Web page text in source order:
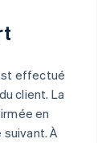
effectué
client. La
en
suivant. À